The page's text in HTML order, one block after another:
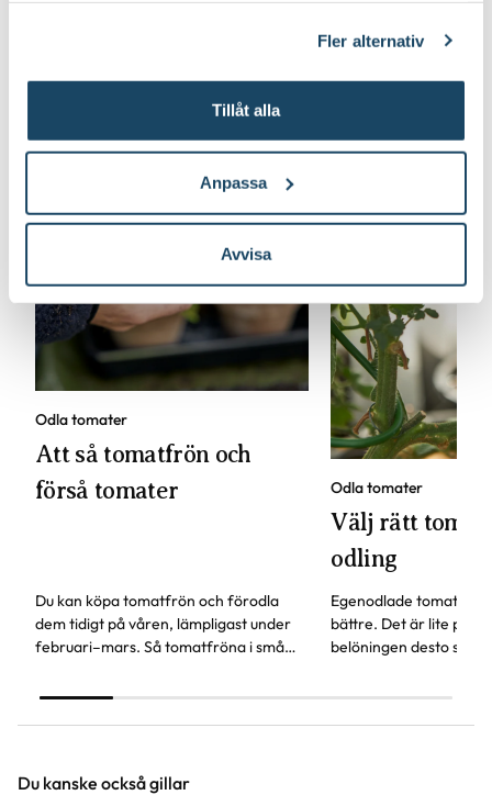
Fler alternativ
Tillåt alla
Anpassa
Avvisa
Odla tomater
Att så tomatfrön och
förså tomater
Du kan köpa tomatfrön och förodla
dem tidigt på våren, lämpligast under
februari–mars. Så tomatfröna i små
våra bästa tips.
Odla tomater
Välj rätt
odling
Egenodlade tomater
bättre. Det är lite
belöningen desto
tomat.
Du kanske också gillar